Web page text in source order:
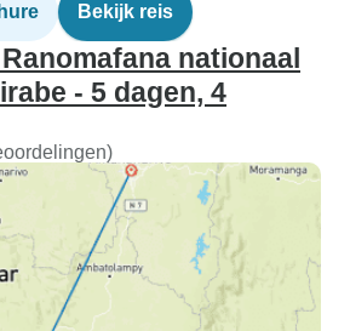
Bekijk reis
nationaal
- 5 dagen, 4